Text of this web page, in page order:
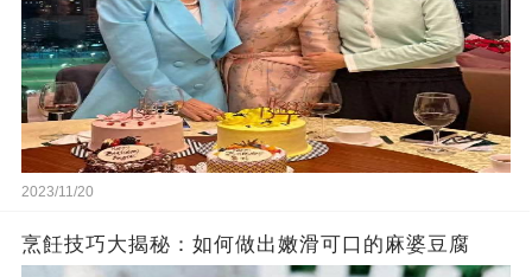
2023/11/20
烹飪技巧大揭秘：如何做出嫩滑可口的麻婆豆腐